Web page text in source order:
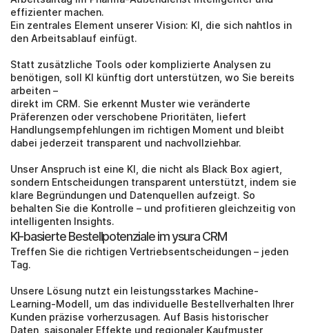
effizienter machen.
Ein zentrales Element unserer Vision: KI, die sich nahtlos in
den Arbeitsablauf einfügt.
Statt zusätzliche Tools oder komplizierte Analysen zu
benötigen, soll KI künftig dort unterstützen, wo Sie bereits
arbeiten –
direkt im CRM. Sie erkennt Muster wie veränderte
Präferenzen oder verschobene Prioritäten, liefert
Handlungsempfehlungen im richtigen Moment und bleibt
dabei jederzeit transparent und nachvollziehbar.
Unser Anspruch ist eine KI, die nicht als Black Box agiert,
sondern Entscheidungen transparent unterstützt, indem sie
klare Begründungen und Datenquellen aufzeigt. So
behalten Sie die Kontrolle – und profitieren gleichzeitig von
intelligenten Insights.
KI-basierte Bestellpotenziale im ysura CRM
Treffen Sie die richtigen Vertriebsentscheidungen – jeden
Tag.
Unsere Lösung nutzt ein leistungsstarkes Machine-
Learning-Modell, um das individuelle Bestellverhalten Ihrer
Kunden präzise vorherzusagen. Auf Basis historischer
Daten, saisonaler Effekte und regionaler Kaufmuster